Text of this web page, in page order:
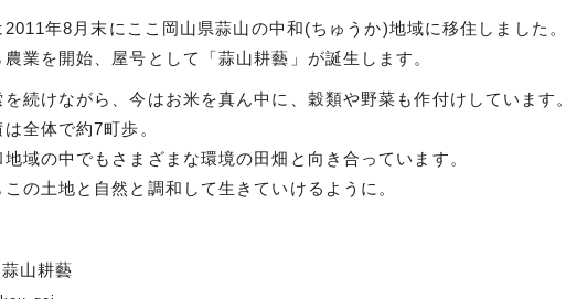
年8月末にここ岡山県蒜山の中和(ちゅうか)地域に移住しました。
農業を開始、屋号として「蒜山耕藝」が誕生します。
続けながら、今はお米を真ん中に、穀類や野菜も作付けしています。
全体で約7町歩。
地域の中でもさまざまな環境の田畑と向き合っています。
この土地と自然と調和して生きていけるように。
蒜山耕藝